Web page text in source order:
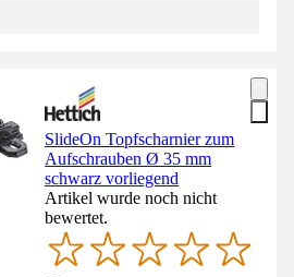
SlideOn Topfscharnier zum
Aufschrauben Ø 35 mm
schwarz vorliegend
Artikel wurde noch nicht
bewertet.